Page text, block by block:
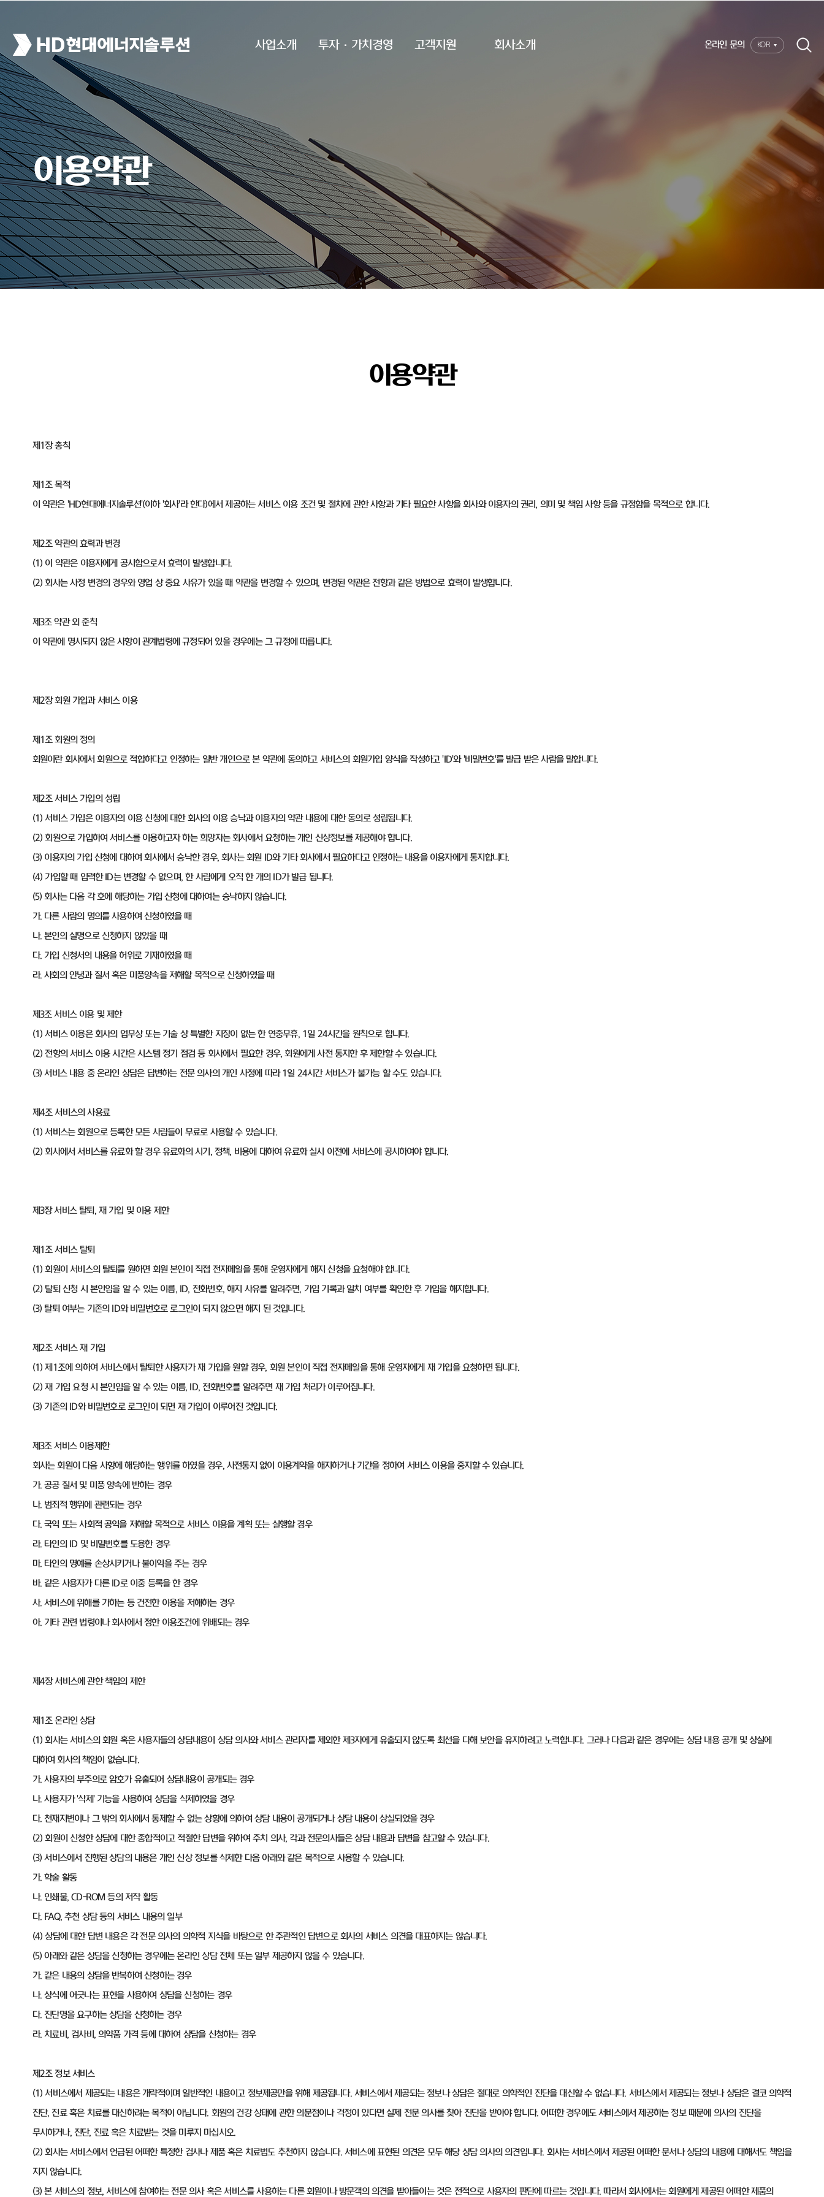
사업소개 투자·가치경영 고객지원 회사소개 온라인 문의 KOR
이용약관
이용약관
제1장 총칙
제1조 목적
이 약관은 'HD현대에너지솔루션'(이하 '회사'라 한다)에서 제공하는 서비스 이용 조건 및 절차에 관한 사항과 기타 필요한 사항을 회사와 이용자의 권리, 의미 및 책임 사항 등을 규정함을 목적으로 합니다.
제2조 약관의 효력과 변경
(1) 이 약관은 이용자에게 공시함으로서 효력이 발생합니다.
(2) 회사는 사정 변경의 경우와 영업 상 중요 사유가 있을 때 약관을 변경할 수 있으며, 변경된 약관은 전항과 같은 방법으로 효력이 발생합니다.
제3조 약관 외 준칙
이 약관에 명시되지 않은 사항이 관계법령에 규정되어 있을 경우에는 그 규정에 따릅니다.
제2장 회원 가입과 서비스 이용
제1조 회원의 정의
회원이란 회사에서 회원으로 적합하다고 인정하는 일반 개인으로 본 약관에 동의하고 서비스의 회원가입 양식을 작성하고 'ID'와 '비밀번호'를 발급 받은 사람을 말합니다.
제2조 서비스 가입의 성립
(1) 서비스 가입은 이용자의 이용 신청에 대한 회사의 이용 승낙과 이용자의 약관 내용에 대한 동의로 성립됩니다.
(2) 회원으로 가입하여 서비스를 이용하고자 하는 희망자는 회사에서 요청하는 개인 신상정보를 제공해야 합니다.
(3) 이용자의 가입 신청에 대하여 회사에서 승낙한 경우, 회사는 회원 ID와 기타 회사에서 필요하다고 인정하는 내용을 이용자에게 통지합니다.
(4) 가입할 때 입력한 ID는 변경할 수 없으며, 한 사람에게 오직 한 개의 ID가 발급 됩니다.
(5) 회사는 다음 각 호에 해당하는 가입 신청에 대하여는 승낙하지 않습니다.
가. 다른 사람의 명의를 사용하여 신청하였을 때
나. 본인의 실명으로 신청하지 않았을 때
다. 가입 신청서의 내용을 허위로 기재하였을 때
라. 사회의 안녕과 질서 혹은 미풍양속을 저해할 목적으로 신청하였을 때
제3조 서비스 이용 및 제한
(1) 서비스 이용은 회사의 업무상 또는 기술 상 특별한 지장이 없는 한 연중무휴, 1일 24시간을 원칙으로 합니다.
(2) 전항의 서비스 이용 시간은 시스템 정기 점검 등 회사에서 필요한 경우, 회원에게 사전 통지한 후 제한할 수 있습니다.
(3) 서비스 내용 중 온라인 상담은 답변하는 전문 의사의 개인 사정에 따라 1일 24시간 서비스가 불가능 할 수도 있습니다.
제4조 서비스의 사용료
(1) 서비스는 회원으로 등록한 모든 사람들이 무료로 사용할 수 있습니다.
(2) 회사에서 서비스를 유료화 할 경우 유료화의 시기, 정책, 비용에 대하여 유료화 실시 이전에 서비스에 공시하여야 합니다.
제3장 서비스 탈퇴, 재 가입 및 이용 제한
제1조 서비스 탈퇴
(1) 회원이 서비스의 탈퇴를 원하면 회원 본인이 직접 전자메일을 통해 운영자에게 해지 신청을 요청해야 합니다.
(2) 탈퇴 신청 시 본인임을 알 수 있는 이름, ID, 전화번호, 해지 사유를 알려주면, 가입 기록과 일치 여부를 확인한 후 가입을 해지합니다.
(3) 탈퇴 여부는 기존의 ID와 비밀번호로 로그인이 되지 않으면 해지 된 것입니다.
제2조 서비스 재 가입
(1) 제1조에 의하여 서비스에서 탈퇴한 사용자가 재 가입을 원할 경우, 회원 본인이 직접 전자메일을 통해 운영자에게 재 가입을 요청하면 됩니다.
(2) 재 가입 요청 시 본인임을 알 수 있는 이름, ID, 전화번호를 알려주면 재 가입 처리가 이루어집니다.
(3) 기존의 ID와 비밀번호로 로그인이 되면 재 가입이 이루어진 것입니다.
제3조 서비스 이용제한
회사는 회원이 다음 사항에 해당하는 행위를 하였을 경우, 사전통지 없이 이용계약을 해지하거나 기간을 정하여 서비스 이용을 중지할 수 있습니다.
가. 공공 질서 및 미풍 양속에 반하는 경우
나. 범죄적 행위에 관련되는 경우
다. 국익 또는 사회적 공익을 저해할 목적으로 서비스 이용을 계획 또는 실행할 경우
라. 타인의 ID 및 비밀번호를 도용한 경우
마. 타인의 명예를 손상시키거나 불이익을 주는 경우
바. 같은 사용자가 다른 ID로 이중 등록을 한 경우
사. 서비스에 위해를 가하는 등 건전한 이용을 저해하는 경우
아. 기타 관련 법령이나 회사에서 정한 이용조건에 위배되는 경우
제4장 서비스에 관한 책임의 제한
제1조 온라인 상담
(1) 회사는 서비스의 회원 혹은 사용자들의 상담내용이 상담 의사와 서비스 관리자를 제외한 제3자에게 유출되지 않도록 최선을 다해 보안을 유지하려고 노력합니다. 그러나 다음과 같은 경우에는 상담 내용 공개 및 상실에
대하여 회사의 책임이 없습니다.
가. 사용자의 부주의로 암호가 유출되어 상담내용이 공개되는 경우
나. 사용자가 '삭제' 기능을 사용하여 상담을 삭제하였을 경우
다. 천재지변이나 그 밖의 회사에서 통제할 수 없는 상황에 의하여 상담 내용이 공개되거나 상담 내용이 상실되었을 경우
(2) 회원이 신청한 상담에 대한 종합적이고 적절한 답변을 위하여 주치 의사, 각과 전문의사들은 상담 내용과 답변을 참고할 수 있습니다.
(3) 서비스에서 진행된 상담의 내용은 개인 신상 정보를 삭제한 다음 아래와 같은 목적으로 사용할 수 있습니다.
가. 학술 활동
나. 인쇄물, CD-ROM 등의 저작 활동
다. FAQ, 추천 상담 등의 서비스 내용의 일부
(4) 상담에 대한 답변 내용은 각 전문 의사의 의학적 지식을 바탕으로 한 주관적인 답변으로 회사의 서비스 의견을 대표하지는 않습니다.
(5) 아래와 같은 상담을 신청하는 경우에는 온라인 상담 전체 또는 일부 제공하지 않을 수 있습니다.
가. 같은 내용의 상담을 반복하여 신청하는 경우
나. 상식에 어긋나는 표현을 사용하여 상담을 신청하는 경우
다. 진단명을 요구하는 상담을 신청하는 경우
라. 치료비, 검사비, 의약품 가격 등에 대하여 상담을 신청하는 경우
제2조 정보 서비스
(1) 서비스에서 제공되는 내용은 개략적이며 일반적인 내용이고 정보제공만을 위해 제공됩니다. 서비스에서 제공되는 정보나 상담은 절대로 의학적인 진단을 대신할 수 없습니다. 서비스에서 제공되는 정보나 상담은 결코 의학적
진단, 진료 혹은 치료를 대신하려는 목적이 아닙니다. 회원의 건강 상태에 관한 의문점이나 걱정이 있다면 실제 전문 의사를 찾아 진단을 받아야 합니다. 어떠한 경우에도 서비스에서 제공하는 정보 때문에 의사의 진단을
무시하거나, 진단, 진료 혹은 치료받는 것을 미루지 마십시오.
(2) 회사는 서비스에서 언급된 어떠한 특정한 검사나 제품 혹은 치료법도 추천하지 않습니다. 서비스에 표현된 의견은 모두 해당 상담 의사의 의견입니다. 회사는 서비스에서 제공된 어떠한 문서나 상담의 내용에 대해서도 책임을
지지 않습니다.
(3) 본 서비스의 정보, 서비스에 참여하는 전문 의사 혹은 서비스를 사용하는 다른 회원이나 방문객의 의견을 받아들이는 것은 전적으로 사용자의 판단에 따르는 것입니다. 따라서 회사에서는 회원에게 제공된 어떠한 제품의